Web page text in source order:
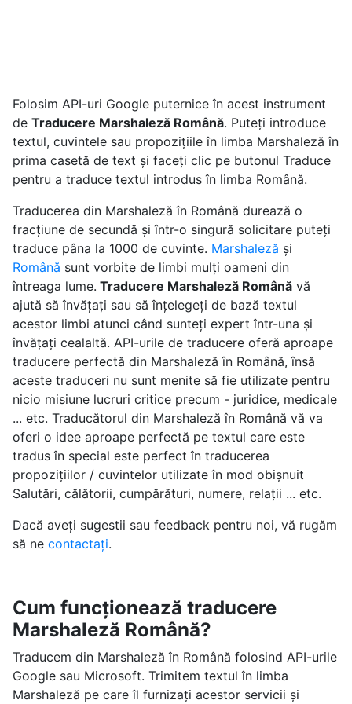
Folosim API-uri Google puternice în acest instrument
de Traducere Marshaleză Română. Puteți introduce
textul, cuvintele sau propozițiile în limba Marshaleză în
prima casetă de text și faceți clic pe butonul Traduce
pentru a traduce textul introdus în limba Română.
Traducerea din Marshaleză în Română durează o
fracțiune de secundă și într-o singură solicitare puteți
traduce pâna la 1000 de cuvinte. Marshaleză și
Română sunt vorbite de limbi mulți oameni din
întreaga lume. Traducere Marshaleză Românăvă
ajută să învățați sau să înțelegeți de bază textul
acestor limbi atunci când sunteți expert într-una și
învățați cealaltă. API-urile de traducere oferă aproape
traducere perfectă din Marshaleză în Română, însă
aceste traduceri nu sunt menite să fie utilizate pentru
nicio misiune lucruri critice precum - juridice, medicale
... etc. Traducătorul din Marshaleză în Română vă va
oferi o idee aproape perfectă pe textul care este
tradus în special este perfect în traducerea
propozițiilor / cuvintelor utilizate în mod obișnuit
Salutări, călătorii, cumpărături, numere, relații ... etc.
Dacă aveți sugestii sau feedback pentru noi, vă rugăm
să ne contactați.
Cum funcționează traducere
Marshaleză Română?
Traducem din Marshaleză în Română folosind API-urile
Google sau Microsoft. Trimitem textul în limba
Marshaleză pe care îl furnizați acestor servicii și